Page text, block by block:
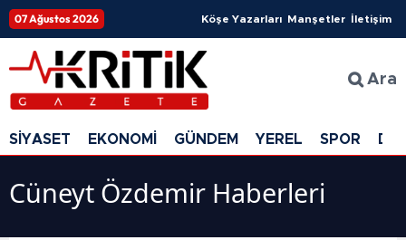
07 Ağustos 2026 Köşe Yazarları Manşetler İletişim
Ara
SİYASET EKONOMİ GÜNDEM YEREL SPOR
Cüneyt Özdemir Haberleri